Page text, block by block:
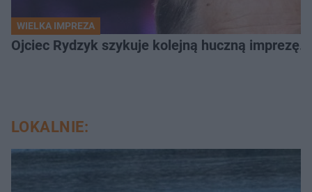
WIELKA IMPREZA
Ojciec Rydzyk szykuje kolejną huczną imprezę.
LOKALNIE: